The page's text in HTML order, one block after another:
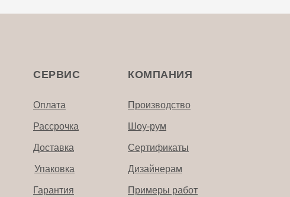
Примеры работ
Сертификаты
Дизайнерам
Производство
КОМПАНИЯ
Оплата
Упаковка
СЕРВИС
Гарантия
Доставка
Шоу-рум
Рассрочка